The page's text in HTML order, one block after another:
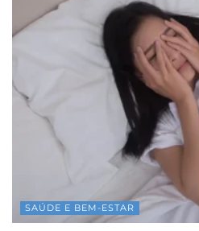
SAÚDE E BEM-ESTAR